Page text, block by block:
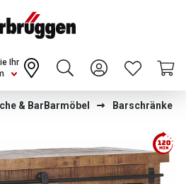
or region to see
and shop online
CONTINUE
Ihr
& Bar Barmöbel Barschränke